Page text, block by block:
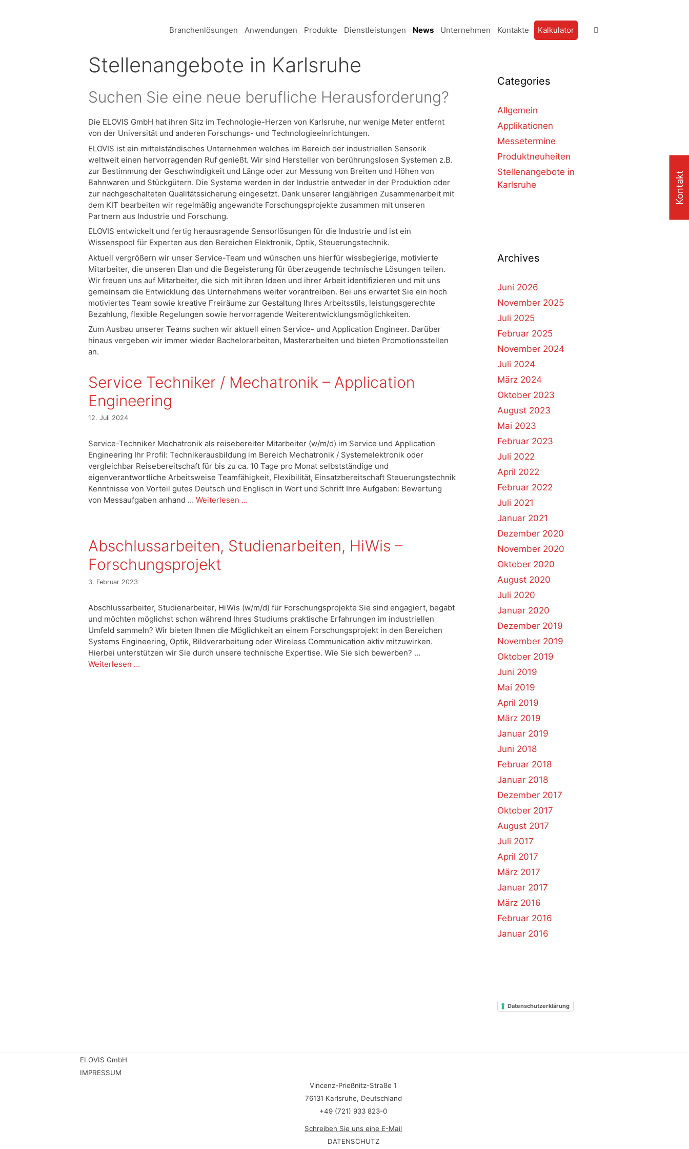
Branchenlösungen Anwendungen Produkte Dienstleistungen News Unternehmen Kontakte Kalkulator
Stellenangebote in Karlsruhe
Suchen Sie eine neue berufliche Herausforderung?
Die ELOVIS GmbH hat ihren Sitz im Technologie-Herzen von Karlsruhe, nur wenige Meter entfernt
von der Universität und anderen Forschungs- und Technologieeinrichtungen.
ELOVIS ist ein mittelständisches Unternehmen welches im Bereich der industriellen Sensorik
weltweit einen hervorragenden Ruf genießt. Wir sind Hersteller von berührungslosen Systemen z.B.
zur Bestimmung der Geschwindigkeit und Länge oder zur Messung von Breiten und Höhen von
Bahnwaren und Stückgütern. Die Systeme werden in der Industrie entweder in der Produktion oder
zur nachgeschalteten Qualitätssicherung eingesetzt. Dank unserer langjährigen Zusammenarbeit mit
dem KIT bearbeiten wir regelmäßig angewandte Forschungsprojekte zusammen mit unseren
Partnern aus Industrie und Forschung.
ELOVIS entwickelt und fertig herausragende Sensorlösungen für die Industrie und ist ein
Wissenspool für Experten aus den Bereichen Elektronik, Optik, Steuerungstechnik.
Aktuell vergrößern wir unser Service-Team und wünschen uns hierfür wissbegierige, motivierte
Mitarbeiter, die unseren Elan und die Begeisterung für überzeugende technische Lösungen teilen.
Wir freuen uns auf Mitarbeiter, die sich mit ihren Ideen und ihrer Arbeit identifizieren und mit uns
gemeinsam die Entwicklung des Unternehmens weiter vorantreiben. Bei uns erwartet Sie ein hoch
motiviertes Team sowie kreative Freiräume zur Gestaltung Ihres Arbeitsstils, leistungsgerechte
Bezahlung, flexible Regelungen sowie hervorragende Weiterentwicklungsmöglichkeiten.
Zum Ausbau unserer Teams suchen wir aktuell einen Service- und Application Engineer. Darüber
hinaus vergeben wir immer wieder Bachelorarbeiten, Masterarbeiten und bieten Promotionsstellen
an.
Service Techniker / Mechatronik – Application
Engineering
12. Juli 2024
Service-Techniker Mechatronik als reisebereiter Mitarbeiter (w/m/d) im Service und Application
Engineering Ihr Profil: Technikerausbildung im Bereich Mechatronik / Systemelektronik oder
vergleichbar Reisebereitschaft für bis zu ca. 10 Tage pro Monat selbstständige und
eigenverantwortliche Arbeitsweise Teamfähigkeit, Flexibilität, Einsatzbereitschaft Steuerungstechnik
Kenntnisse von Vorteil gutes Deutsch und Englisch in Wort und Schrift Ihre Aufgaben: Bewertung
von Messaufgaben anhand … Weiterlesen …
Abschlussarbeiten, Studienarbeiten, HiWis –
Forschungsprojekt
3. Februar 2023
Abschlussarbeiter, Studienarbeiter, HiWis (w/m/d) für Forschungsprojekte Sie sind engagiert, begabt
und möchten möglichst schon während Ihres Studiums praktische Erfahrungen im industriellen
Umfeld sammeln? Wir bieten Ihnen die Möglichkeit an einem Forschungsprojekt in den Bereichen
Systems Engineering, Optik, Bildverarbeitung oder Wireless Communication aktiv mitzuwirken.
Hierbei unterstützen wir Sie durch unsere technische Expertise. Wie Sie sich bewerben? …
Weiterlesen …
Categories
Allgemein
Applikationen
Messetermine
Produktneuheiten
Stellenangebote in
Karlsruhe
Archives
Juni 2026
November 2025
Juli 2025
Februar 2025
November 2024
Juli 2024
März 2024
Oktober 2023
August 2023
Mai 2023
Februar 2023
Juli 2022
April 2022
Februar 2022
Juli 2021
Januar 2021
Dezember 2020
November 2020
Oktober 2020
August 2020
Juli 2020
Januar 2020
Dezember 2019
November 2019
Oktober 2019
Juni 2019
Mai 2019
April 2019
März 2019
Januar 2019
Juni 2018
Februar 2018
Januar 2018
Dezember 2017
Oktober 2017
August 2017
Juli 2017
April 2017
März 2017
Januar 2017
März 2016
Februar 2016
Januar 2016
Datenschutzerklärung
ELOVIS GmbH
IMPRESSUM
Vincenz-Prießnitz-Straße 1
76131 Karlsruhe, Deutschland
+49 (721) 933 823-0
Schreiben Sie uns eine E-Mail
DATENSCHUTZ
Kontakt